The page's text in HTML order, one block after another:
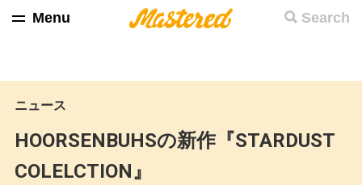
Search
Menu
ニュース
HOORSENBUHSの新作『STARDUST
COLELCTION』